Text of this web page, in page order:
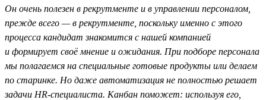
Он очень полезен в рекрутменте и в управлении персоналом,
прежде всего — в рекрутменте, поскольку именно с этого
процесса кандидат знакомится с нашей компанией
и формирует своё мнение и ожидания. При подборе персонала
мы полагаемся на специальные готовые продукты или делаем
по старинке. Но даже автоматизация не полностью решает
задачи HR-специалиста. Канбан поможет: используя его,